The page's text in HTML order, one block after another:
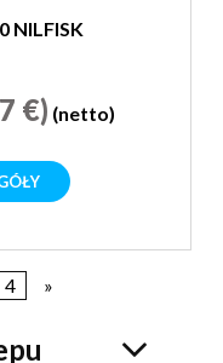
NILFISK
€) (netto)
4 »